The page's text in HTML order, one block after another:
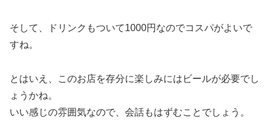
そして、ドリンクもついて1000円なのでコスパがよいで
すね。
とはいえ、このお店を存分に楽しみにはビールが必要でし
ょうかね。
いい感じの雰囲気なので、会話もはずむことでしょう。